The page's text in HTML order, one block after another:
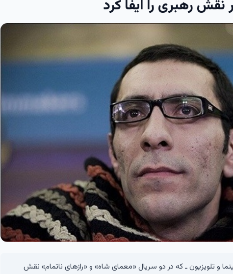
و تلویزیون ـ که در دو سریال «معمای شاه» و «رازهای ناتمام» نقش